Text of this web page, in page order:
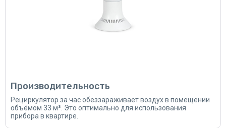
Производительность
Рециркулятор за час обеззараживает воздух в помещении
объёмом 33 м³. Это оптимально для использования
прибора в квартире.